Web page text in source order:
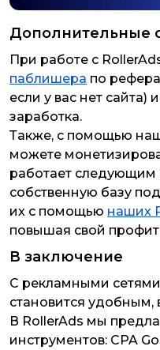
Дополнительные
При работе с
паблишера по
если у вас нет сайта)
заработка.
Также, с помощью
можете
работает следующим
собственную базу
их с помощью наших
повышая свой
В заключение
С рекламными
становится
В RollerAds мы
инструментов: CPA